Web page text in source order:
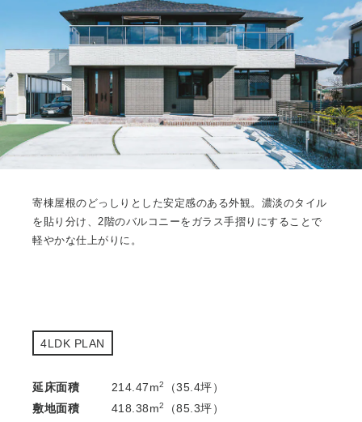
寄棟屋根のどっしりとした安定感のある外観。濃淡のタイル
を貼り分け、2階のバルコニーをガラス手摺りにすることで
軽やかな仕上がりに。
4LDK PLAN
延床面積 214.47m2
（35.4坪）
敷地面積
418.38m2
（85.3坪）